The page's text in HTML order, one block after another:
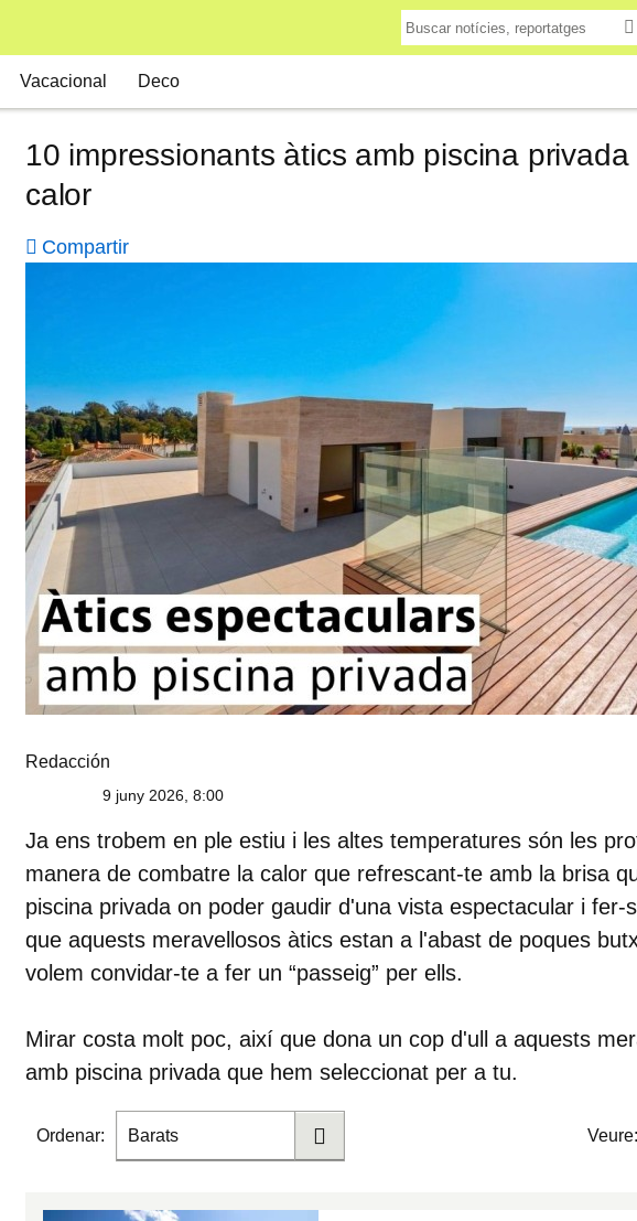
Vacacional Deco
10 impressionants àtics amb piscina
calor
Compartir
Redacción
9 juny 2026, 8:00
Ja ens trobem en ple estiu i les altes temperatures són les
manera de combatre la calor que refrescant-te amb la brisa
piscina privada on poder gaudir d'una vista espectacular i fer-
que aquests meravellosos àtics estan a l'abast de poques
volem convidar-te a fer un “passeig” per ells.
Mirar costa molt poc, així que dona un cop d'ull a aquests
amb piscina privada que hem seleccionat per a tu.
Ordenar: Barats Veure: